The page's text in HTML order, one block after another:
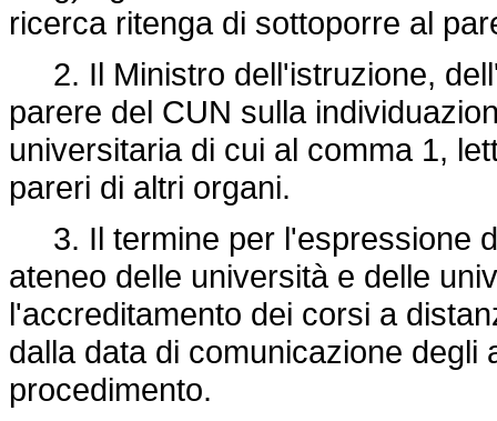
ricerca ritenga di sottoporre al
2. Il Ministro dell'istruzione,
parere del CUN sulla
universitaria di cui al comma 1,
pareri di altri organi.
3. Il termine per l'espressione
ateneo delle università e delle
l'accreditamento dei corsi a
dalla data di comunicazione degli
procedimento.